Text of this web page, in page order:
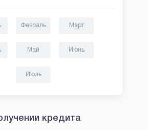
Февраль Март
Май Июнь
Июль
кредита